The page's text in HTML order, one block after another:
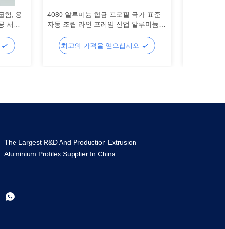
힘, 용
서비
4080 알루미늄 합금 프로필 국가 표준
자동 조립 라인 프레임 산업 알루미늄
최고의 가격을 얻으십시오
The Largest R&D And Production Extrusion
Aluminium Profiles Supplier In China